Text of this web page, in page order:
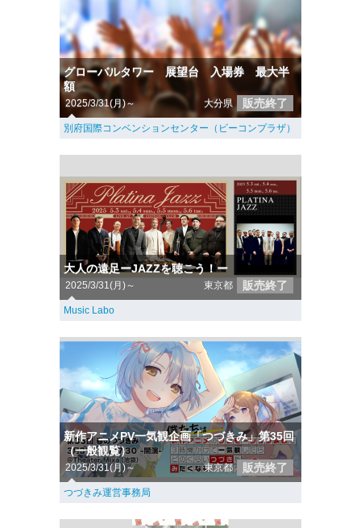
グローバルタワー 展望台 入場券 最大半
額
2025/3/31(月)～ 大分県 販売終了
別府国際コンベンションセンター（ビーコンプラザ）
大人の遠足ーJAZZを聴こう！ー
2025/3/31(月)～ 東京都 販売終了
Music Labo
新作アニメPV一気観企画「つづきみ」第35回
（一般観覧）
2025/3/31(月)～ 東京都 販売終了
つづきみ運営事務局